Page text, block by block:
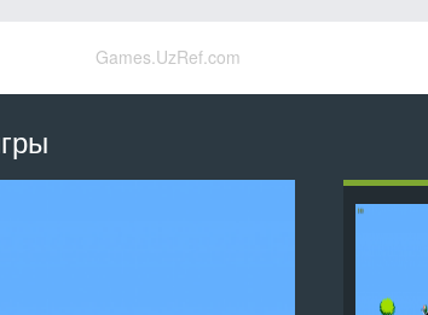
Games.UzRef.com